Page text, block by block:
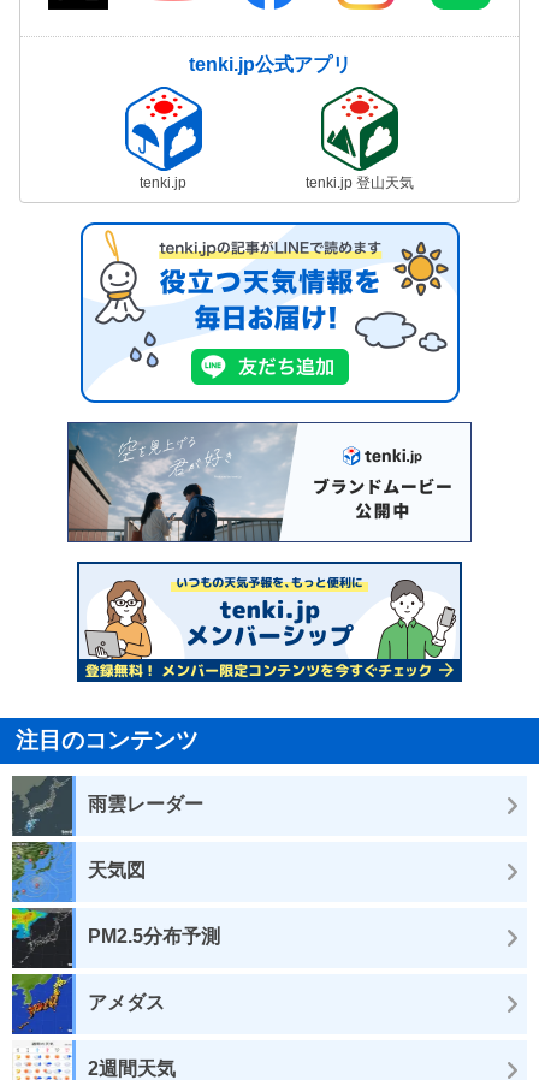
tenki.jp公式アプリ
tenki.jp tenki.jp 登山天気
注目のコンテンツ
雨雲レーダー
天気図
PM2.5分布予測
アメダス
2週間天気